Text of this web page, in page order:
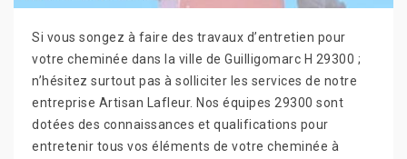
Si vous songez à faire des travaux d’entretien pour
votre cheminée dans la ville de Guilligomarc H 29300 ;
n’hésitez surtout pas à solliciter les services de notre
entreprise Artisan Lafleur. Nos équipes 29300 sont
dotées des connaissances et qualifications pour
entretenir tous vos éléments de votre cheminée à